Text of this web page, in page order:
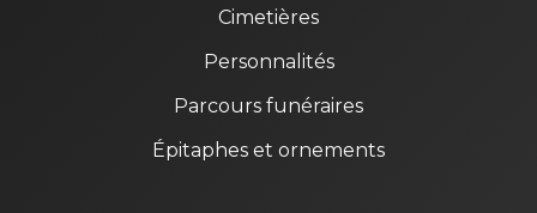
Cimetières
Personnalités
Parcours funéraires
Épitaphes et ornements